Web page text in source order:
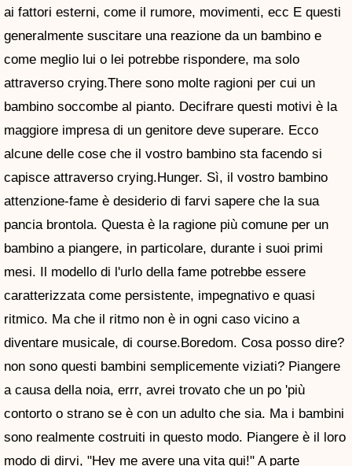
ai fattori esterni, come il rumore, movimenti, ecc E questi
generalmente suscitare una reazione da un bambino e
come meglio lui o lei potrebbe rispondere, ma solo
attraverso crying.There sono molte ragioni per cui un
bambino soccombe al pianto. Decifrare questi motivi è la
maggiore impresa di un genitore deve superare. Ecco
alcune delle cose che il vostro bambino sta facendo si
capisce attraverso crying.Hunger. Sì, il vostro bambino
attenzione-fame è desiderio di farvi sapere che la sua
pancia brontola. Questa è la ragione più comune per un
bambino a piangere, in particolare, durante i suoi primi
mesi. Il modello di l'urlo della fame potrebbe essere
caratterizzata come persistente, impegnativo e quasi
ritmico. Ma che il ritmo non è in ogni caso vicino a
diventare musicale, di course.Boredom. Cosa posso dire?
non sono questi bambini semplicemente viziati? Piangere
a causa della noia, errr, avrei trovato che un po 'più
contorto o strano se è con un adulto che sia. Ma i bambini
sono realmente costruiti in questo modo. Piangere è il loro
modo di dirvi, "Hey me avere una vita qui!" A parte